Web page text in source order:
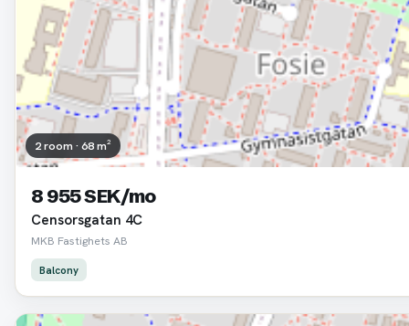
2 room · 68 m²
8 955 SEK/mo
Censorsgatan 4C
MKB Fastighets AB
Balcony